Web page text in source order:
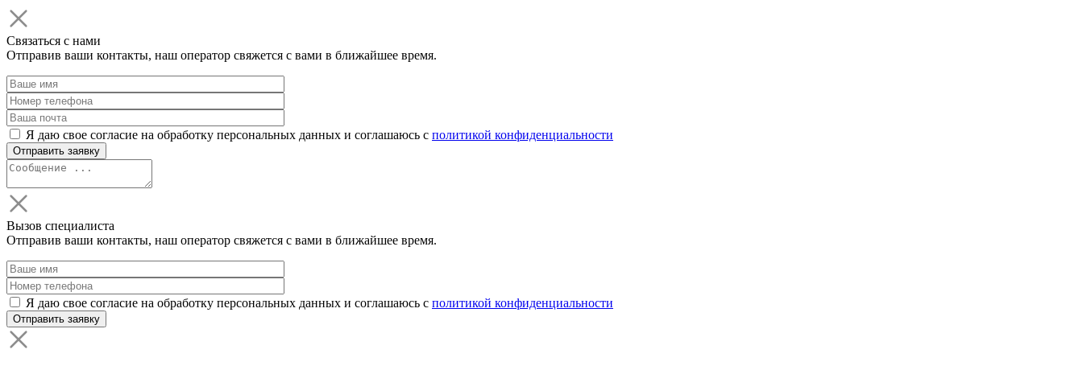
Связаться с нами
Отправив ваши контакты, наш оператор свяжется с вами в ближайшее время.
Я даю свое согласие на обработку персональных данных и соглашаюсь с политикой конфиденциальности
Вызов специалиста
Отправив ваши контакты, наш оператор свяжется с вами в ближайшее время.
Я даю свое согласие на обработку персональных данных и соглашаюсь с политикой конфиденциальности